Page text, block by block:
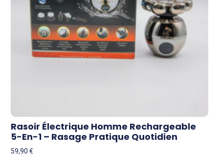
Rasoir Électrique Homme Rechargeable
5-En-1 – Rasage Pratique Quotidien
59,90€